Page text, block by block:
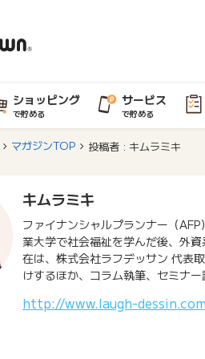
ショッピング
で貯める
サービス
で貯める
マガジンTOP 投稿者 : キムラミキ
キムラミキ
ファイナンシャルプランナー（
業大学で社会福祉を学んだ後、外
在は、株式会社ラフデッサン 代表
けするほか、コラム執筆、セミナ
http://www.laugh-